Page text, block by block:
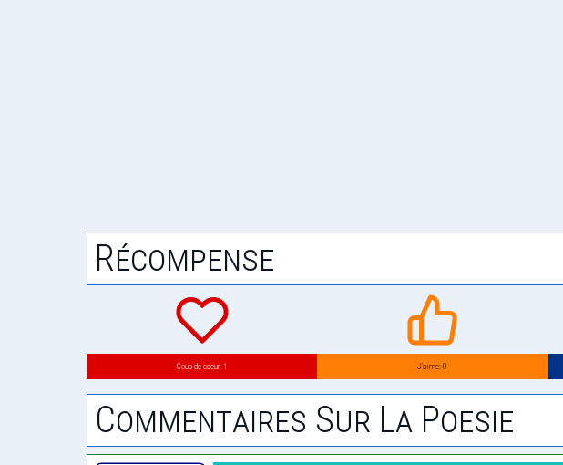
Récompense
Coup de coeur: 1 J’aime: 0
Commentaires Sur La Poesie